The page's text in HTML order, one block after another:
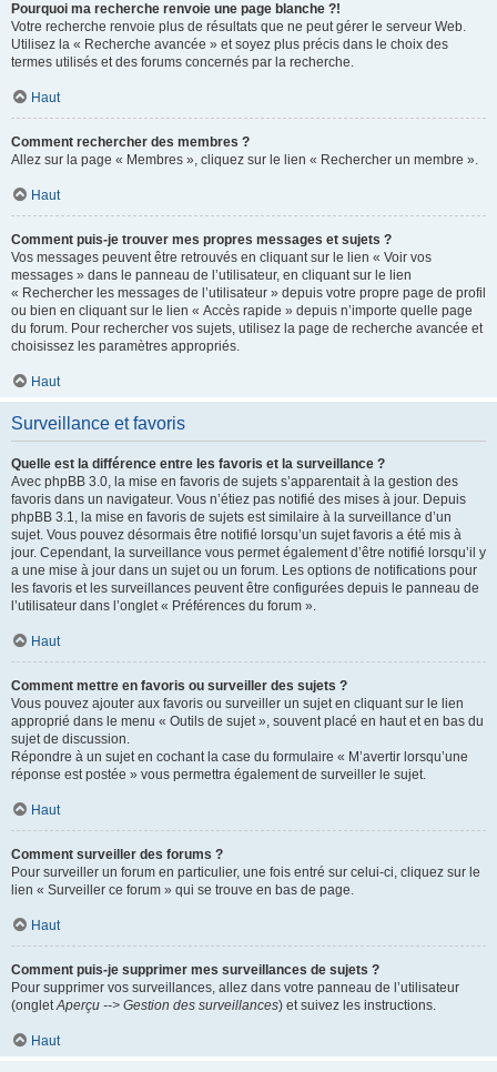
Pourquoi ma recherche renvoie une page blanche ?!
Votre recherche renvoie plus de résultats que ne peut gérer le serveur Web.
Utilisez la « Recherche avancée » et soyez plus précis dans le choix des
termes utilisés et des forums concernés par la recherche.
Haut
Comment rechercher des membres ?
Allez sur la page « Membres », cliquez sur le lien « Rechercher un membre ».
Haut
Comment puis-je trouver mes propres messages et sujets ?
Vos messages peuvent être retrouvés en cliquant sur le lien « Voir vos
messages » dans le panneau de l’utilisateur, en cliquant sur le lien
« Rechercher les messages de l’utilisateur » depuis votre propre page de profil
ou bien en cliquant sur le lien « Accès rapide » depuis n’importe quelle page
du forum. Pour rechercher vos sujets, utilisez la page de recherche avancée et
choisissez les paramètres appropriés.
Haut
Surveillance et favoris
Quelle est la différence entre les favoris et la surveillance ?
Avec phpBB 3.0, la mise en favoris de sujets s’apparentait à la gestion des
favoris dans un navigateur. Vous n’étiez pas notifié des mises à jour. Depuis
phpBB 3.1, la mise en favoris de sujets est similaire à la surveillance d’un
sujet. Vous pouvez désormais être notifié lorsqu’un sujet favoris a été mis à
jour. Cependant, la surveillance vous permet également d’être notifié lorsqu’il y
a une mise à jour dans un sujet ou un forum. Les options de notifications pour
les favoris et les surveillances peuvent être configurées depuis le panneau de
l’utilisateur dans l’onglet « Préférences du forum ».
Haut
Comment mettre en favoris ou surveiller des sujets ?
Vous pouvez ajouter aux favoris ou surveiller un sujet en cliquant sur le lien
approprié dans le menu « Outils de sujet », souvent placé en haut et en bas du
sujet de discussion.
Répondre à un sujet en cochant la case du formulaire « M’avertir lorsqu’une
réponse est postée » vous permettra également de surveiller le sujet.
Haut
Comment surveiller des forums ?
Pour surveiller un forum en particulier, une fois entré sur celui-ci, cliquez sur le
lien « Surveiller ce forum » qui se trouve en bas de page.
Haut
Comment puis-je supprimer mes surveillances de sujets ?
Pour supprimer vos surveillances, allez dans votre panneau de l’utilisateur
(ongletAperçu --> Gestion des surveillances) et suivez les instructions.
Haut